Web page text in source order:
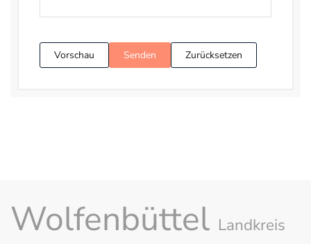
Vorschau Senden Zurücksetzen
Wolfenbüttel Landkreis